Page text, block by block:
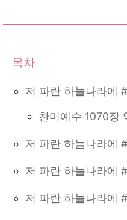
저 파란 하늘나라에
찬미예수 1070장
저 파란 하늘나라에
저 파란 하늘나라에
저 파란 하늘나라에